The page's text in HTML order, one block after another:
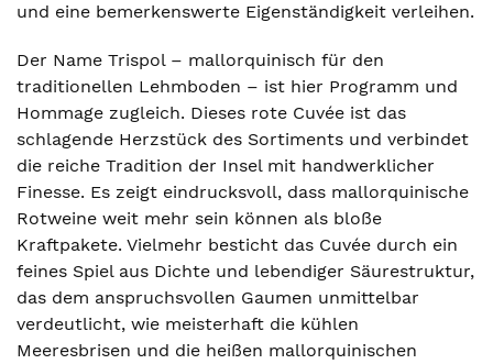
und eine bemerkenswerte Eigenständigkeit verleihen.
Der Name Trispol – mallorquinisch für den
traditionellen Lehmboden – ist hier Programm und
Hommage zugleich. Dieses rote Cuvée ist das
schlagende Herzstück des Sortiments und verbindet
die reiche Tradition der Insel mit handwerklicher
Finesse. Es zeigt eindrucksvoll, dass mallorquinische
Rotweine weit mehr sein können als bloße
Kraftpakete. Vielmehr besticht das Cuvée durch ein
feines Spiel aus Dichte und lebendiger Säurestruktur,
das dem anspruchsvollen Gaumen unmittelbar
verdeutlicht, wie meisterhaft die kühlen
Meeresbrisen und die heißen mallorquinischen